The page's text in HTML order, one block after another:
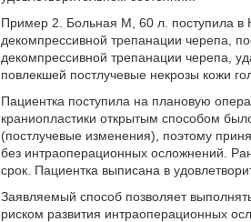
Пример 2. Больная М, 60 л. поступила
декомпрессивной трепанации черепа,
декомпрессивной трепанации черепа,
повлекшей постлучевые некрозы кожи
Пациентка поступила на плановую
краниопластики открытым способом
(постлучевые изменения), поэтому
без интраоперационных осложнений.
срок. Пациентка выписана в
Заявляемый способ позволяет
риском развития интраоперационных